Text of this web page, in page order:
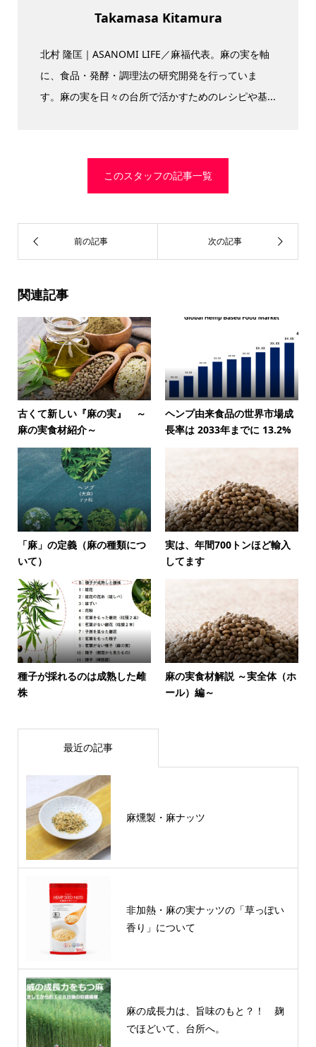
Takamasa Kitamura
北村 隆匡｜ASANOMI LIFE／麻福代表。麻の実を軸
に、食品・発酵・調理法の研究開発を行っていま
す。麻の実を日々の台所で活かすためのレシピや基...
このスタッフの記事一覧
関連記事
古くて新しい『麻の実』 ～
麻の実食材紹介～
ヘンプ由来食品の世界市場成
長率は 2033年までに 13.2%
「麻」の定義（麻の種類につ
いて）
実は、年間700トンほど輸入
してます
種子が採れるのは成熟した雌
株
麻の実食材解説 ～実全体（ホ
ール）編～
最近の記事
麻燻製・麻ナッツ
非加熱・麻の実ナッツの「草っぽい
香り」について
麻の成長力は、旨味のもと？！ 麹
でほどいて、台所へ。